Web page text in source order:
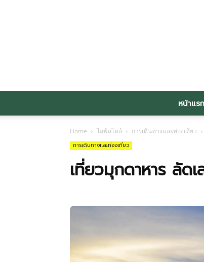
หน้าแรก
Home ไลฟ์สไตล์ การเดินทางและท่องเที่ยว
การเดินทางและท่องเที่ยว
เที่ยวมุกดาหาร ลัด